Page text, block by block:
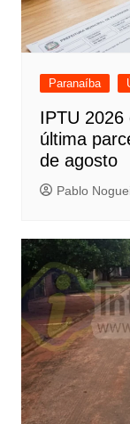
Paranaíba
IPTU 2026
última
de agosto
Pablo